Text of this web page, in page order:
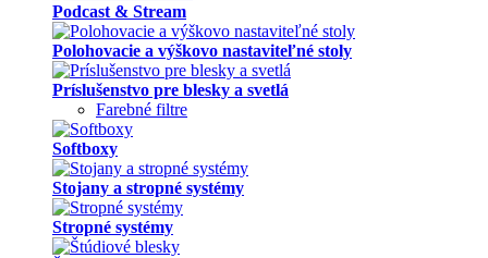
Podcast & Stream
Polohovacie a výškovo nastaviteľné stoly
Príslušenstvo pre blesky a svetlá
Farebné filtre
Softboxy
Stojany a stropné systémy
Stropné systémy